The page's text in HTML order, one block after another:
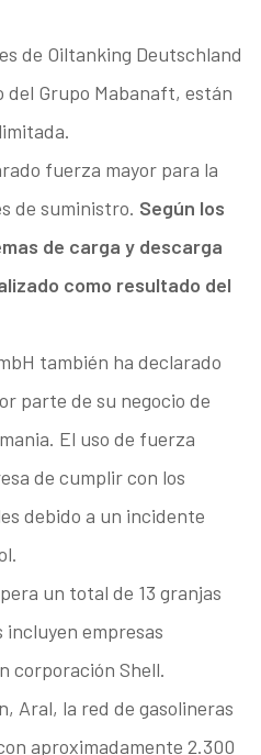
de Oiltanking Deutschland
del Grupo Mabanaft, están
fuerza mayor para la
de suministro. Según los
de carga y descarga
como resultado del
también ha declarado
parte de su negocio de
El uso de fuerza
de cumplir con los
debido a un incidente
un total de 13 granjas
empresas
corporación Shell.
Aral, la red de gasolineras
aproximadamente 2.300